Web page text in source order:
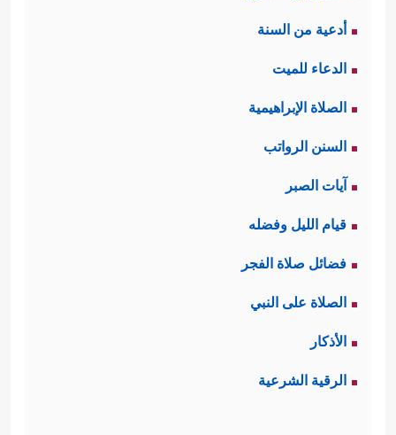
أدعية من السنة
الدعاء للميت
الصلاة الإبراهيمية
السنن الرواتب
آيات الصبر
قيام الليل وفضله
فضائل صلاة الفجر
الصلاة على النبي
الأذكار
الرقية الشرعية